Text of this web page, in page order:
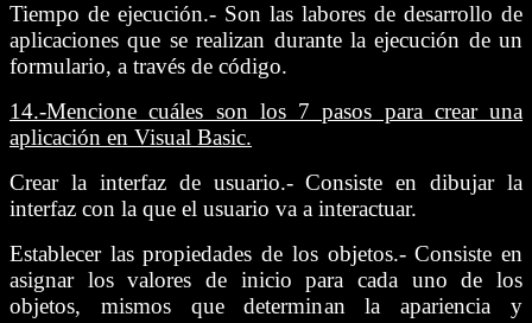
Tiempo de ejecución.- Son las labores de desarrollo de
aplicaciones que se realizan durante la ejecución de un
formulario, a través de código.
14.-Mencione cuáles son los 7 pasos para crear una
aplicación en Visual Basic.
Crear la interfaz de usuario.- Consiste en dibujar la
interfaz con la que el usuario va a interactuar.
Establecer las propiedades de los objetos.- Consiste en
asignar los valores de inicio para cada uno de los
objetos, mismos que determinan la apariencia y